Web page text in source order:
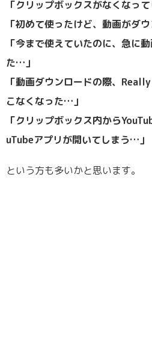
「クリップボックスがなくなっ
「初めて使ったけど、動画がダ
「今まで使えていたのに、急に
た…」
「動画ダウンロードの際、
こなくなった…」
「クリップボックス内から
uTubeアプリが開いてしまう…」
という方も多いかと思います。